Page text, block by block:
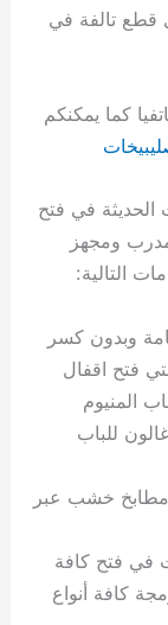
قطع تالفة في
كما يمكنكم
الحديثة في فتح
ومجهز
التالية:
وبدون كسر
فتح اقفال
المنيوم
للباب
خشب عبر
في فتح كافة
كافة أنواع